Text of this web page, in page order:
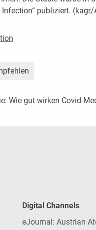
publiziert. (kagr/
Wie gut wirken Covid-
Digital Channels
eJournal: Austrian